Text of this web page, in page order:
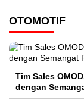
OTOMOTIF
Tim Sales
dengan